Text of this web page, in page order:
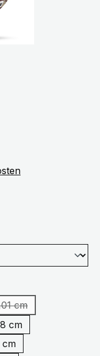
26,7 cm - 30,01 cm
zurzeit nicht verfügbar.)
cm
cm